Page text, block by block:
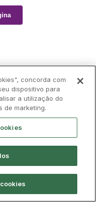
concorda com
dispositivo para
a utilização do
de marketing.